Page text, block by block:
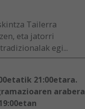
Tailerra
eta jatorri
egi...
21:00etara.
arabera